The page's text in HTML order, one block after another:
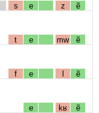
s e z ẽ
t e mw ẽ
f e l ẽ
e kʁ ẽ